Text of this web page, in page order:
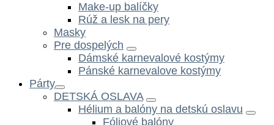
Make-up balíčky
Rúž a lesk na pery
Masky
Pre dospelých
Dámské karnevalové kostýmy
Pánské karnevalove kostýmy
Párty
DETSKÁ OSLAVA
Hélium a balóny na detskú oslavu
Fóliové balóny